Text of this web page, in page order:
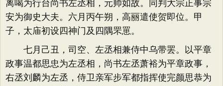
离喝为行台尚书左丞相，元帅如故。同判大宗正事宗
安为御史大夫。六月丙午朔，高丽遣使贺即位。甲
子，太庙初设四神门及四隅罘罳。
七月己丑，司空、左丞相兼侍中乌带罢。以平章
政事温都思忠为左丞相，尚书左丞萧裕为平章政事，
右丞刘麟为左丞，侍卫亲军步军都指挥使完颜思恭为